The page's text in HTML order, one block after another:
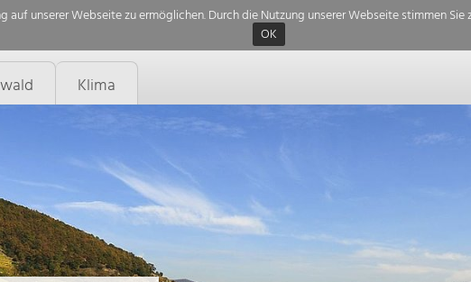
unserer Webseite zu ermöglichen. Durch die Nutzung unserer Webseite stimmen
OK
Klima